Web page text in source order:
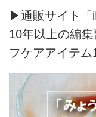
▶通販サイト「
10年以上の編
フケアアイテム